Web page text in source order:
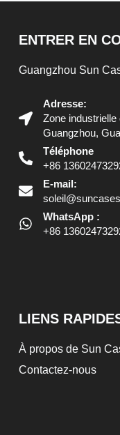
ENTRER EN
Guangzhou Sun
Adresse:
Zone
Guangzhou,
Téléphone
+86
E-mail:
WhatsApp :
+86
LIENS
À propos de Sun
Contactez-nous